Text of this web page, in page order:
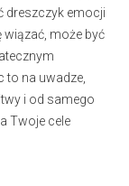
dreszczyk emocji
wiązać, może być
na uwadze,
i od samego
Twoje cele